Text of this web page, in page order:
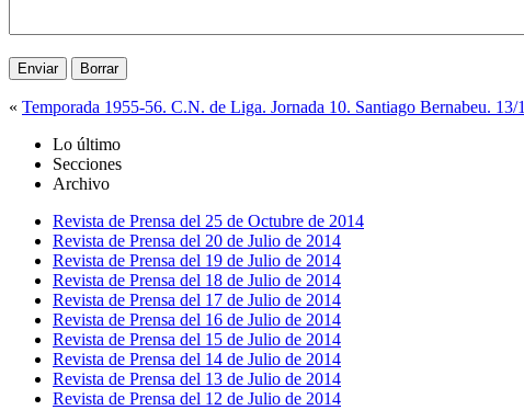
« Temporada 1955-56. C.N. de Liga. Jornada 10. Santiago Bernabeu. 13/
Lo último
Secciones
Archivo
Revista de Prensa del 25 de Octubre de 2014
Revista de Prensa del 20 de Julio de 2014
Revista de Prensa del 19 de Julio de 2014
Revista de Prensa del 18 de Julio de 2014
Revista de Prensa del 17 de Julio de 2014
Revista de Prensa del 16 de Julio de 2014
Revista de Prensa del 15 de Julio de 2014
Revista de Prensa del 14 de Julio de 2014
Revista de Prensa del 13 de Julio de 2014
Revista de Prensa del 12 de Julio de 2014